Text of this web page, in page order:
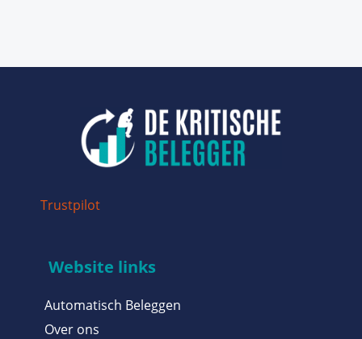
Trustpilot
Website links
Automatisch Beleggen
Over ons